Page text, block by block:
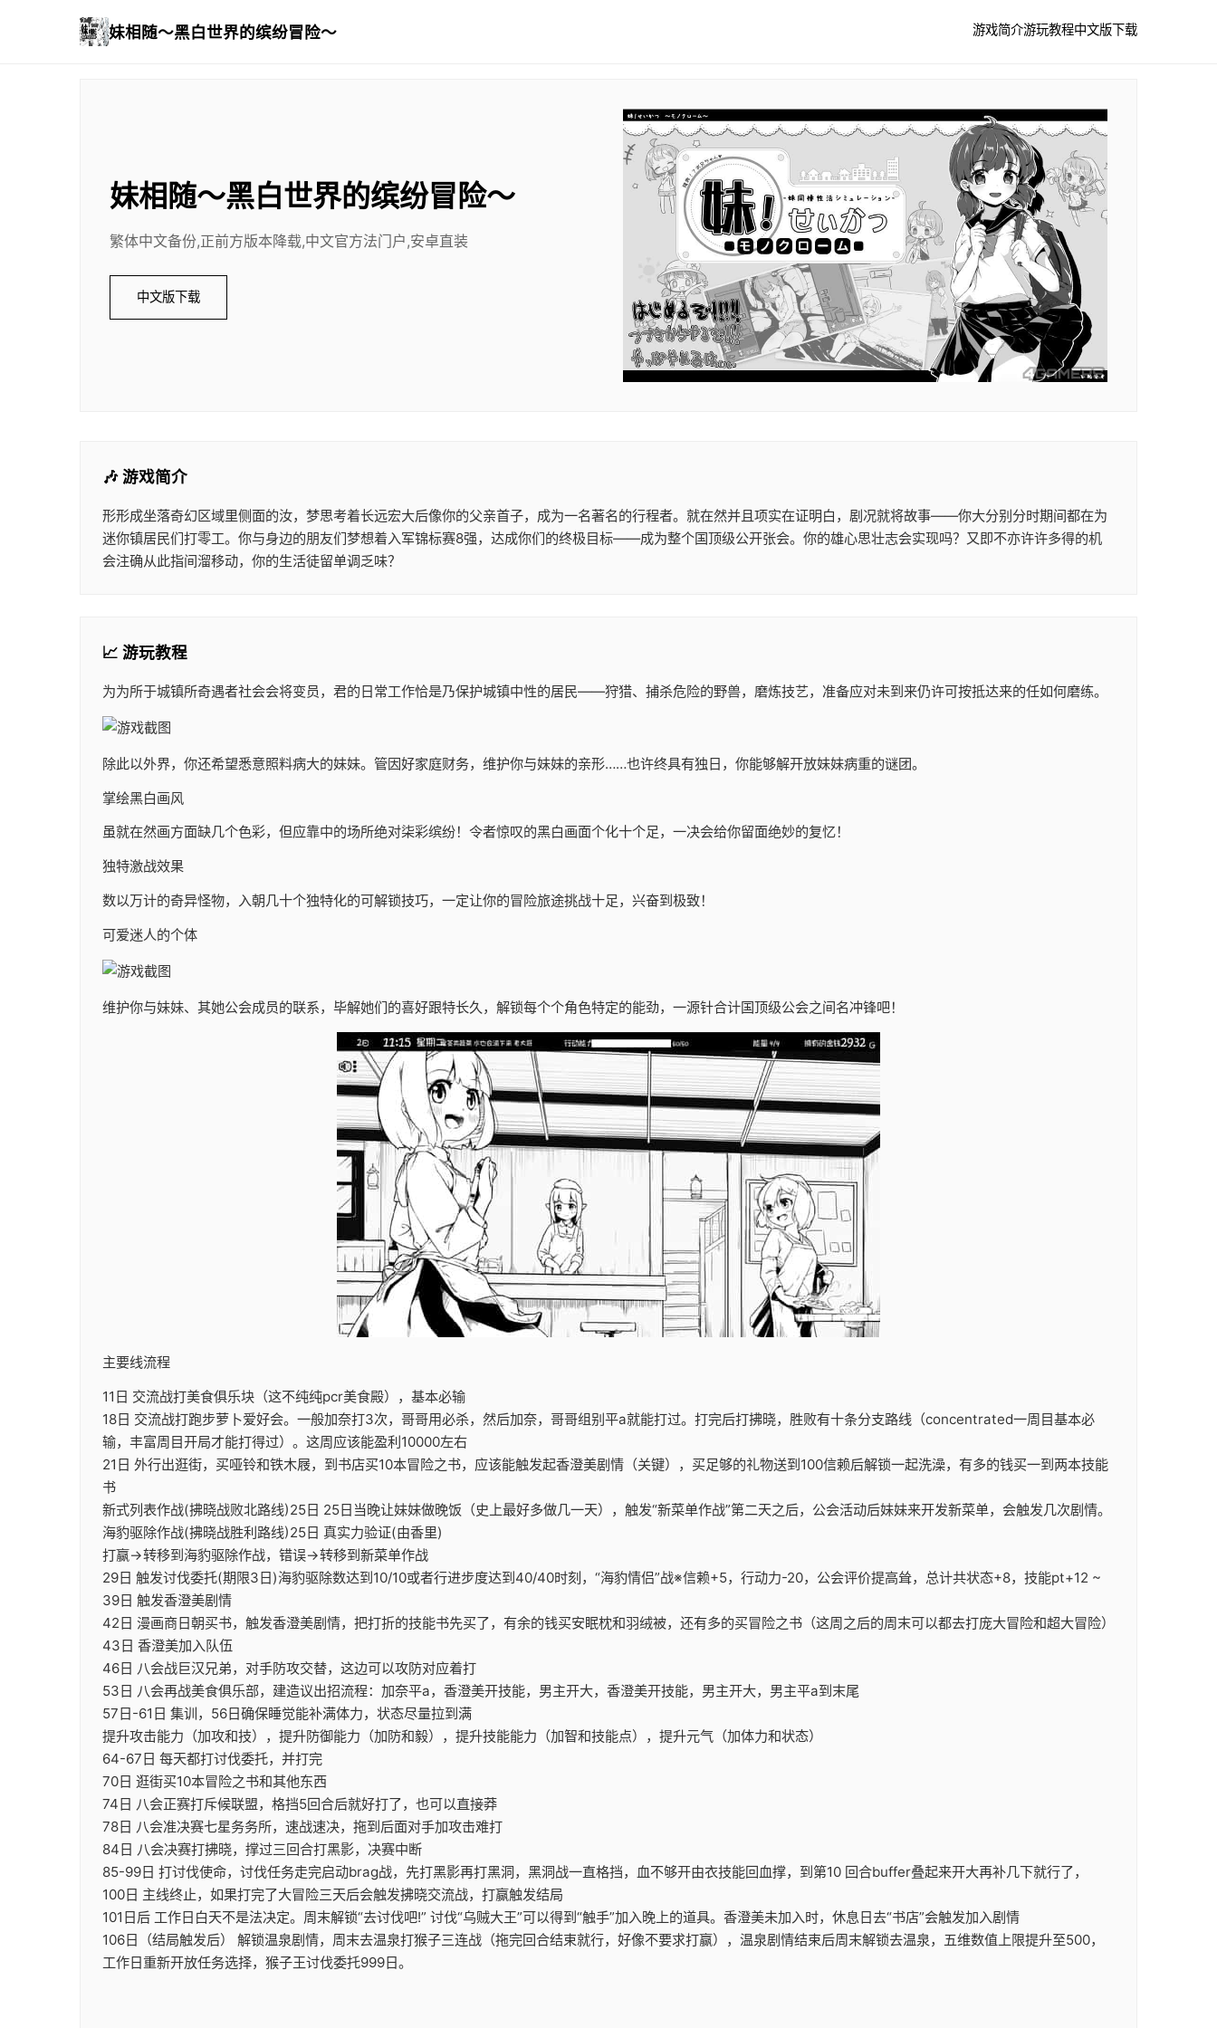
妹相随～黑白世界的缤纷冒险～ 游戏简介游玩教程中文版下载
妹相随～黑白世界的缤纷冒险～
繁体中文备份,正前方版本降载,中文官方法门户,安卓直装
中文版下载
🎶 游戏简介
形形成坐落奇幻区域里侧面的汝，梦思考着长远宏大后像你的父亲首子，成为一名著名的行程者。就在然并且项实在证明白，剧况就将故事——你大分别分时期间都在为
迷你镇居民们打零工。你与身边的朋友们梦想着入军锦标赛8强，达成你们的终极目标——成为整个国顶级公开张会。你的雄心思壮志会实现吗？又即不亦许许多得的机
会注确从此指间溜移动，你的生活徒留单调乏味？
📈 游玩教程
为为所于城镇所奇遇者社会会将变员，君的日常工作恰是乃保护城镇中性的居民——狩猎、捕杀危险的野兽，磨炼技艺，准备应对未到来仍许可按抵达来的任如何磨练。
除此以外界，你还希望悉意照料病大的妹妹。管因好家庭财务，维护你与妹妹的亲形……也许终具有独日，你能够解开放妹妹病重的谜团。
掌绘黑白画风
虽就在然画方面缺几个色彩，但应靠中的场所绝对柒彩缤纷！令者惊叹的黑白画面个化十个足，一决会给你留面绝妙的复忆！
独特激战效果
数以万计的奇异怪物，入朝几十个独特化的可解锁技巧，一定让你的冒险旅途挑战十足，兴奋到极致！
可爱迷人的个体
维护你与妹妹、其她公会成员的联系，毕解她们的喜好跟特长久，解锁每个个角色特定的能劲，一源针合计国顶级公会之间名冲锋吧！
主要线流程
11日 交流战打美食俱乐块（这不纯纯pcr美食殿），基本必输
18日 交流战打跑步萝卜爱好会。一般加奈打3次，哥哥用必杀，然后加奈，哥哥组别平a就能打过。打完后打拂晓，胜败有十条分支路线（concentrated一周目基本必
输，丰富周目开局才能打得过）。这周应该能盈利10000左右
21日 外行出逛街，买哑铃和铁木屐，到书店买10本冒险之书，应该能触发起香澄美剧情（关键），买足够的礼物送到100信赖后解锁一起洗澡，有多的钱买一到两本技能
书
新式列表作战(拂晓战败北路线)25日 25日当晚让妹妹做晚饭（史上最好多做几一天），触发“新菜单作战”第二天之后，公会活动后妹妹来开发新菜单，会触发几次剧情。
海豹驱除作战(拂晓战胜利路线)25日 真实力验证(由香里)
打赢→转移到海豹驱除作战，错误→转移到新菜单作战
29日 触发讨伐委托(期限3日)海豹驱除数达到10/10或者行进步度达到40/40时刻，“海豹情侣”战※信赖+5，行动力-20，公会评价提高耸，总计共状态+8，技能pt+12 ~
39日 触发香澄美剧情
42日 漫画商日朝买书，触发香澄美剧情，把打折的技能书先买了，有余的钱买安眠枕和羽绒被，还有多的买冒险之书（这周之后的周末可以都去打庞大冒险和超大冒险）
43日 香澄美加入队伍
46日 八会战巨汉兄弟，对手防攻交替，这边可以攻防对应着打
53日 八会再战美食俱乐部，建造议出招流程：加奈平a，香澄美开技能，男主开大，香澄美开技能，男主开大，男主平a到末尾
57日-61日 集训，56日确保睡觉能补满体力，状态尽量拉到满
提升攻击能力（加攻和技），提升防御能力（加防和毅），提升技能能力（加智和技能点），提升元气（加体力和状态）
64-67日 每天都打讨伐委托，并打完
70日 逛街买10本冒险之书和其他东西
74日 八会正赛打斥候联盟，格挡5回合后就好打了，也可以直接莽
78日 八会准决赛七星务务所，速战速决，拖到后面对手加攻击难打
84日 八会决赛打拂晓，撑过三回合打黑影，决赛中断
85-99日 打讨伐使命，讨伐任务走完启动brag战，先打黑影再打黑洞，黑洞战一直格挡，血不够开由衣技能回血撑，到第10 回合buffer叠起来开大再补几下就行了，
100日 主线终止，如果打完了大冒险三天后会触发拂晓交流战，打赢触发结局
101日后 工作日白天不是法决定。周末解锁“去讨伐吧!” 讨伐“乌贼大王”可以得到“触手”加入晚上的道具。香澄美未加入时，休息日去“书店”会触发加入剧情
106日（结局触发后） 解锁温泉剧情，周末去温泉打猴子三连战（拖完回合结束就行，好像不要求打赢），温泉剧情结束后周末解锁去温泉，五维数值上限提升至500，
工作日重新开放任务选择，猴子王讨伐委托999日。